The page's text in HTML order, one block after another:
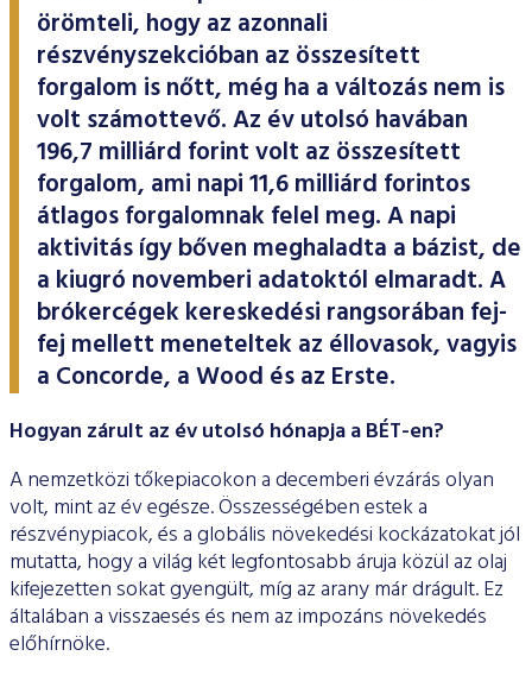
ESG Útmutató
örömteli, hogy az azonnali
részvényszekcióban az összesített
forgalom is nőtt, még ha a változás nem is
volt számottevő. Az év utolsó havában
196,7 milliárd forint volt az összesített
forgalom, ami napi 11,6 milliárd forintos
átlagos forgalomnak felel meg. A napi
aktivitás így bőven meghaladta a bázist, de
a kiugró novemberi adatoktól elmaradt. A
brókercégek kereskedési rangsorában fej-
fej mellett meneteltek az éllovasok, vagyis
a Concorde, a Wood és az Erste.
Hogyan zárult az év utolsó hónapja a BÉT-en?
A nemzetközi tőkepiacokon a decemberi évzárás olyan
volt, mint az év egésze. Összességében estek a
részvénypiacok, és a globális növekedési kockázatokat jól
mutatta, hogy a világ két legfontosabb áruja közül az olaj
kifejezetten sokat gyengült, míg az arany már drágult. Ez
általában a visszaesés és nem az impozáns növekedés
előhírnöke.